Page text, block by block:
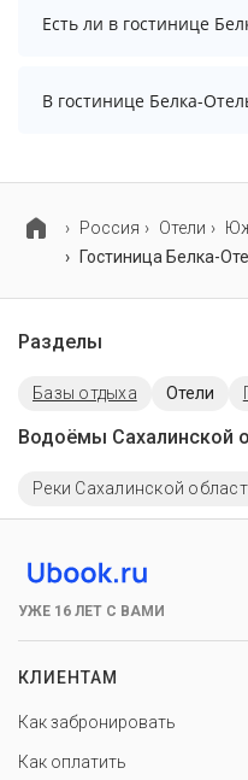
Заезд возможен после
осуществить до 12:00.
Есть ли в гостинице
В гостинице Белка-
В гостинице Белка-
Россия Отели
Гостиница Белка-
Разделы
Базы отдыха Отели
Водоёмы Сахалинской
Реки Сахалинской
УЖЕ 16 ЛЕТ С ВАМИ
КЛИЕНТАМ
Как забронировать
Как оплатить